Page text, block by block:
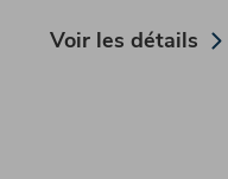
Voir les détails